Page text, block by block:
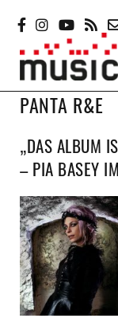
Inhalt
springen
PANTA R&E
„DAS ALBUM
– PIA BASEY